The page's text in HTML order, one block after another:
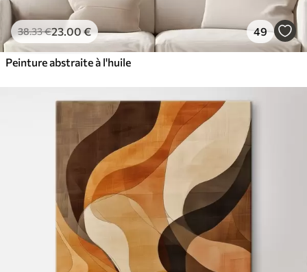
38.33€23.00€ 49
Peinture abstraite à l'huile